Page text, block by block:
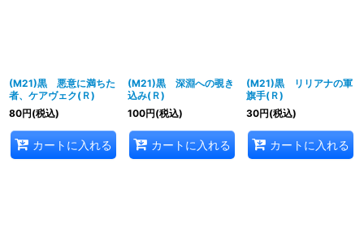
(M21)黒 悪意に満ちた
者、ケアヴェク(Ｒ)
80円(税込)
カートに入れる
(M21)黒 深淵への覗き
込み(Ｒ)
100円(税込)
カートに入れる
(M21)黒 リリアナの軍
旗手(Ｒ)
30円(税込)
カートに入れる